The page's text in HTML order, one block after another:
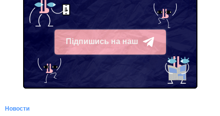
Підпишись на наш
Telegram
Новости